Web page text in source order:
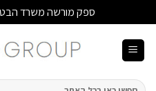
ספק מורשה משרד הבטחון:
חיפוש